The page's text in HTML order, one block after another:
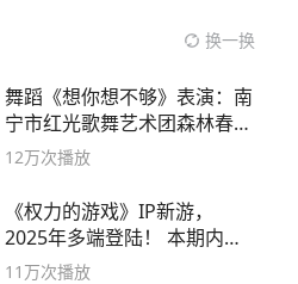
换一换
舞蹈《想你想不够》表演：南
宁市红光歌舞艺术团森林春红
舞蹈队。
12万次播放
《权力的游戏》IP新游，
2025年多端登陆！ 本期内容
概要
11万次播放